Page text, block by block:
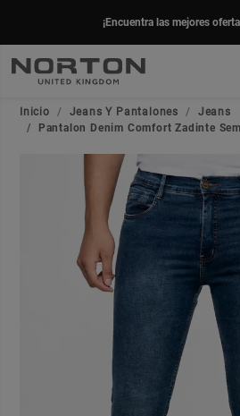
¡Encuentra las mejores
Inicio Jeans Y Pantalones
Jeans
Pantalon Denim Comfort Zadinte